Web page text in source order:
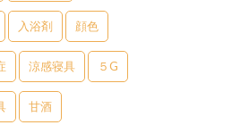
入浴剤 顔色
涼感寝具 ５G
甘酒